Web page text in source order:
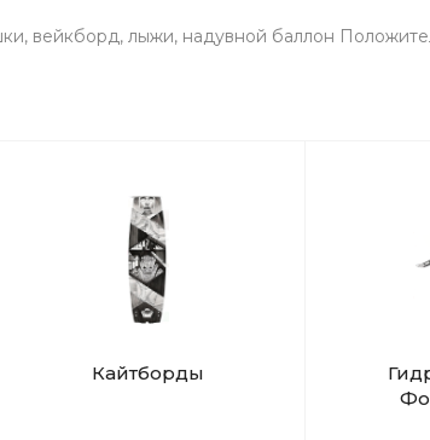
вейкборд, лыжи, надувной баллон
Кайтборды